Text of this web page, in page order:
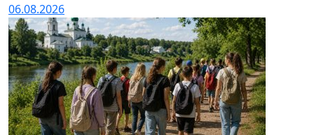
06.08.2026